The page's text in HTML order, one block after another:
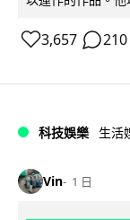
3,657 210
科技娛樂 生活
Vin 1 日